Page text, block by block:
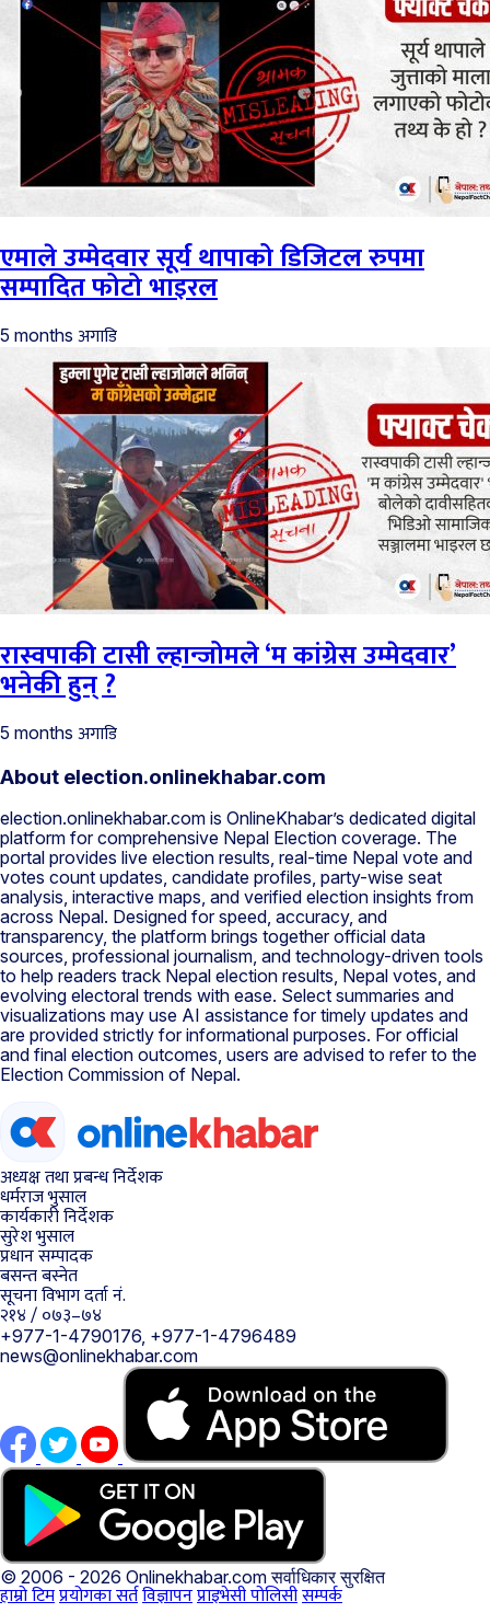
एमाले उम्मेदवार सूर्य थापाको डिजिटल रुपमा
सम्पादित फोटो भाइरल
5 months अगाडि
रास्वपाकी टासी ल्हान्जोमले ‘म कांग्रेस उम्मेदवार’
भनेकी हुन् ?
5 months अगाडि
About election.onlinekhabar.com
election.onlinekhabar.com is OnlineKhabar’s dedicated digital
platform for comprehensive Nepal Election coverage. The
portal provides live election results, real-time Nepal vote and
votes count updates, candidate profiles, party-wise seat
analysis, interactive maps, and verified election insights from
across Nepal. Designed for speed, accuracy, and
transparency, the platform brings together official data
sources, professional journalism, and technology-driven tools
to help readers track Nepal election results, Nepal votes, and
evolving electoral trends with ease. Select summaries and
visualizations may use AI assistance for timely updates and
are provided strictly for informational purposes. For official
and final election outcomes, users are advised to refer to the
Election Commission of Nepal.
अध्यक्ष तथा प्रबन्ध निर्देशक
धर्मराज भुसाल
कार्यकारी निर्देशक
सुरेश भुसाल
प्रधान सम्पादक
बसन्त बस्नेत
सूचना विभाग दर्ता नं.
२१४ / ०७३–७४
+977-1-4790176, +977-1-4796489
news@onlinekhabar.com
© 2006 - 2026 Onlinekhabar.comसर्वाधिकार सुरक्षित
हाम्रो टिमप्रयोगका सर्तविज्ञापनप्राइभेसी पोलिसीसम्पर्क